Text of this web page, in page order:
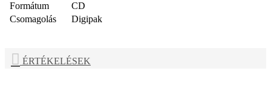
Formátum
CD
Csomagolás
Digipak
ÉRTÉKELÉSEK